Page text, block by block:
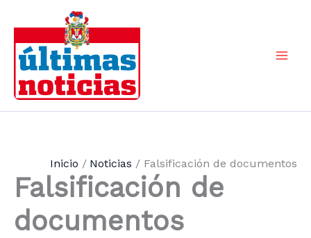
contenido
Inicio Noticias Falsificación de documentos
Falsificación de
documentos